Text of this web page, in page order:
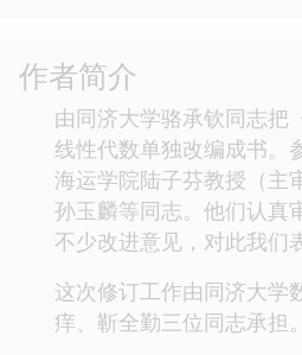
作者简介
由同济大学骆承钦同志把
线性代数单独改编成书。
海运学院陆子芬教授（主
孙玉麟等同志。他们认真
不少改进意见，对此我们
这次修订工作由同济大学
痒、靳全勤三位同志承担。